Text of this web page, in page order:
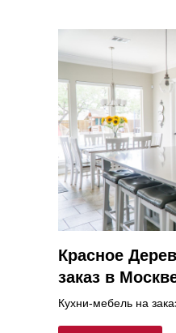
Красное
заказ в
Кухни-мебель на